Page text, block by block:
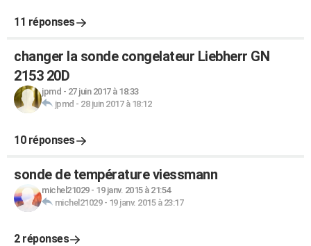
11 réponses
changer la sonde congelateur Liebherr GN
2153 20D
jpmd - 27 juin 2017 à 18:33
jpmd - 28 juin 2017 à 18:12
10 réponses
sonde de température viessmann
michel21029- 19 janv. 2015 à 21:54
michel21029- 19 janv. 2015 à 23:17
2 réponses